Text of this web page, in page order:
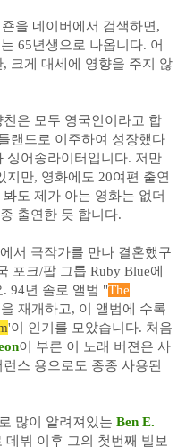
을 네이버에서 검색하면,
65년생으로 나옵니다. 어
크게 대세에 영향을 주지 않
은 모두 영국인이라고 합
랜드로 이주하여 성장했다
싱어송라이터입니다. 저만
만, 영화에도 20여편 출연
도 제가 아는 영화는 없더
출연한 듯 합니다.
서 극작가를 만나 결혼했구
포크/팝 그룹 Ruby Blue에
. 94년 솔로 앨범 "The
재개하고, 이 앨범에 수록
'이 인기를 모았습니다. 처음
이 부른 이 노래 버젼은 사
스 용으로도 종종 사용된
많이 알려져있는 Ben E.
데뷔 이후 그의 첫번째 빌보